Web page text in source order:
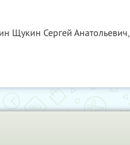
Щукин Сергей Анатольевич,